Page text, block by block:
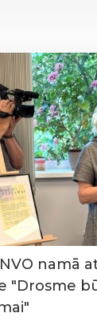
namā
"Drosme